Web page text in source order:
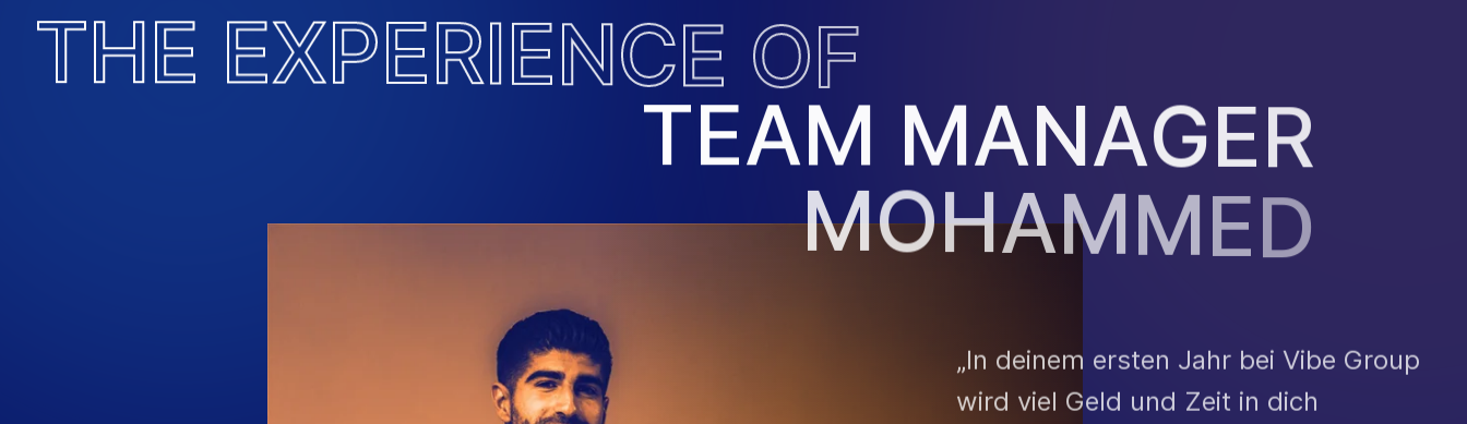
THE EXPERIENCE OF
TEAM MANAGER
MOHAMMED
„In deinem ersten Jahr bei Vibe Group
wird viel Geld und Zeit in dich